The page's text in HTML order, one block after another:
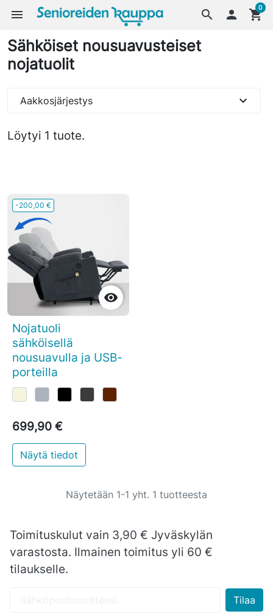
search
menu  shopping_cart
0
Sähköiset nousuavusteiset
nojatuolit
Löytyi 1 tuote.
Aakkosjärjestys expand_more
-200,00 €

Nojatuoli
sähköisellä
nousuavulla ja USB-
porteilla
699,90 €
Näytä tiedot
Näytetään 1-1 yht. 1 tuotteesta
Toimituskulut vain 3,90 € Jyväskylän
varastosta. Ilmainen toimitus yli 60 €
tilaukselle.